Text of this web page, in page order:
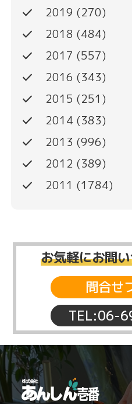
done 2019 (270)
done 2018 (484)
done 2017 (557)
done 2016 (343)
done 2015 (251)
done 2014 (383)
done 2013 (996)
done 2012 (389)
done 2011 (1784)
お気軽にお問
TEL:06-
問合せ